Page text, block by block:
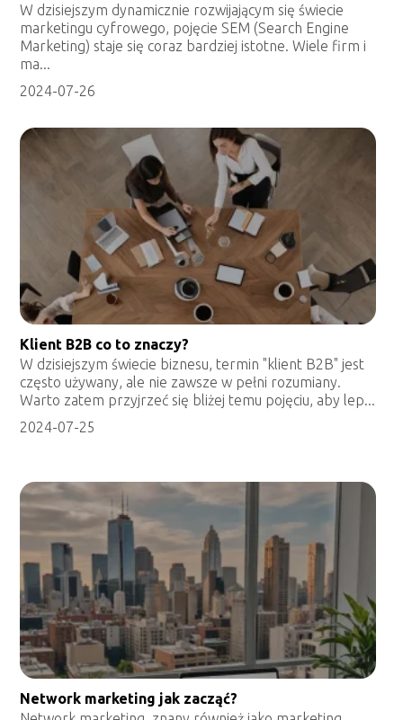
W dzisiejszym dynamicznie rozwijającym się świecie
marketingu cyfrowego, pojęcie SEM (Search Engine
Marketing) staje się coraz bardziej istotne. Wiele firm i
ma...
2024-07-26
Klient B2B co to znaczy?
W dzisiejszym świecie biznesu, termin "klient B2B" jest
często używany, ale nie zawsze w pełni rozumiany.
Warto zatem przyjrzeć się bliżej temu pojęciu, aby lep...
2024-07-25
Network marketing jak zacząć?